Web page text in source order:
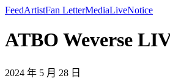
FeedArtistFan LetterMediaLiveNotice
ATBO Weverse
2024 年 5 月 28 日